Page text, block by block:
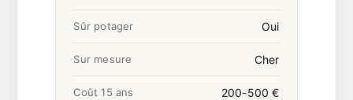
Sûr potager Oui
Sur mesure Cher
Coût 15 ans 200-500 €